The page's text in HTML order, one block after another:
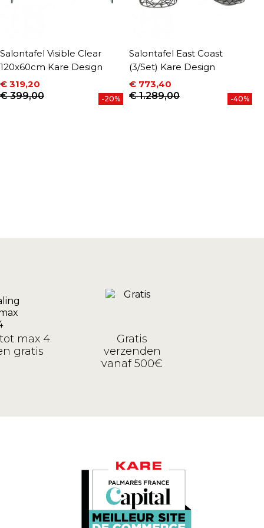
Salontafel Visible Clear
120x60cm Kare Design
Prijs
€ 319,20
Normale prijs
€ 399,00 -20%
Salontafel East Coast
(3/Set) Kare Design
Prijs
€ 773,40
Normale prijs
€ 1.289,00 -40%
max 4
gratis
Gratis
verzenden
vanaf 500€